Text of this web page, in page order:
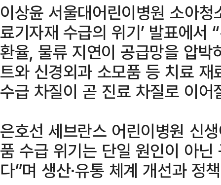
이상윤 서울대어린이병원 소아
료기자재 수급의 위기’ 발표에서
환율, 물류 지연이 공급망을 압
트와 신경외과 소모품 등 치료
수급 차질이 곧 진료 차질로 이어
은호선 세브란스 어린이병원 신
품 수급 위기는 단일 원인이 아
다”며 생산·유통 체계 개선과 정